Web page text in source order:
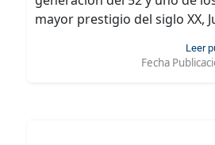
mayor prestigio del siglo XX,
Leer
Fecha